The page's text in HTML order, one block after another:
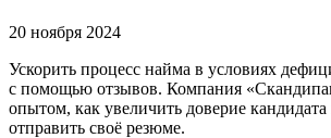
20 ноября 2024
Ускорить процесс найма в условиях
с помощью отзывов. Компания
опытом, как увеличить доверие кандидата
отправить своё резюме.